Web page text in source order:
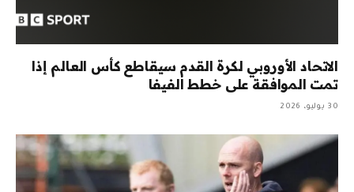
الاتحاد الأوروبي لكرة القدم سيقاطع كأس العالم إذا
تمت الموافقة على خطط الفيفا
30 يوليو، 2026